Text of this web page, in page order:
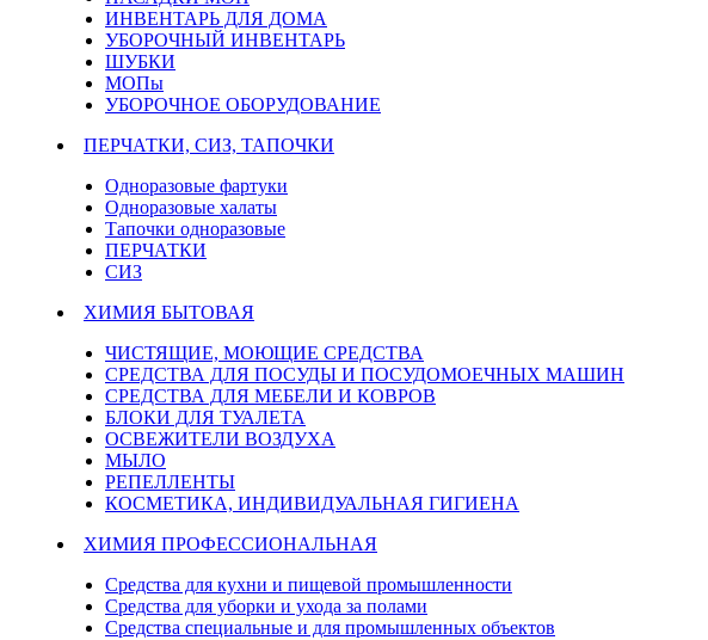
ИНВЕНТАРЬ ДЛЯ ДОМА
УБОРОЧНЫЙ ИНВЕНТАРЬ
ШУБКИ
МОПы
УБОРОЧНОЕ ОБОРУДОВАНИЕ
ПЕРЧАТКИ, СИЗ, ТАПОЧКИ
Одноразовые фартуки
Одноразовые халаты
Тапочки одноразовые
ПЕРЧАТКИ
СИЗ
ХИМИЯ БЫТОВАЯ
ЧИСТЯЩИЕ, МОЮЩИЕ СРЕДСТВА
СРЕДСТВА ДЛЯ ПОСУДЫ И ПОСУДОМОЕЧНЫХ МАШИН
СРЕДСТВА ДЛЯ МЕБЕЛИ И КОВРОВ
БЛОКИ ДЛЯ ТУАЛЕТА
ОСВЕЖИТЕЛИ ВОЗДУХА
МЫЛО
РЕПЕЛЛЕНТЫ
КОСМЕТИКА, ИНДИВИДУАЛЬНАЯ ГИГИЕНА
ХИМИЯ ПРОФЕССИОНАЛЬНАЯ
Средства для кухни и пищевой промышленности
Средства для уборки и ухода за полами
Средства специальные и для промышленных объектов